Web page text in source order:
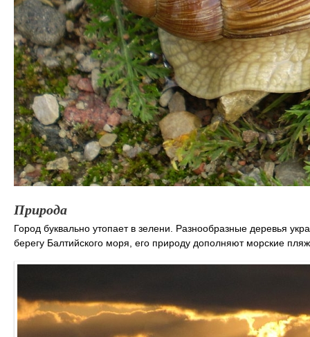
Природа
Город буквально утопает в зелени. Разнообразные деревья
берегу Балтийского моря, его природу дополняют морские